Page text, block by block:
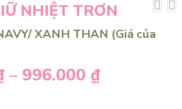
NHIỆT TRƠN
XANH THAN (Giá của
– 996.000 ₫